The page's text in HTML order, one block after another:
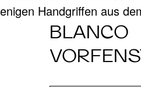
Handgriffen aus
BLANCO